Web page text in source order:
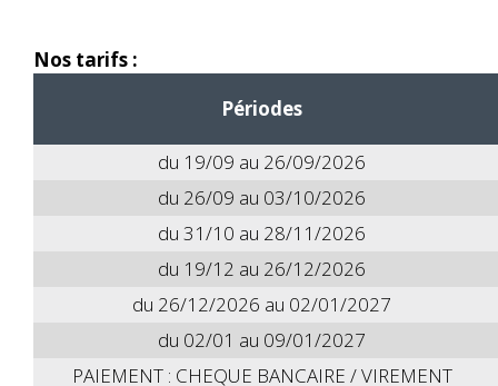
Nos tarifs :
Périodes
du 19/09 au 26/09/2026
du 26/09 au 03/10/2026
du 31/10 au 28/11/2026
du 19/12 au 26/12/2026
du 26/12/2026 au 02/01/2027
du 02/01 au 09/01/2027
PAIEMENT : CHEQUE BANCAIRE / VIREMENT